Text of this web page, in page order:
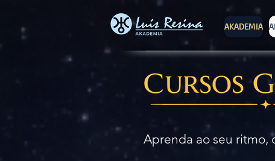
AKADEMIA
Aprenda ao seu ritmo,